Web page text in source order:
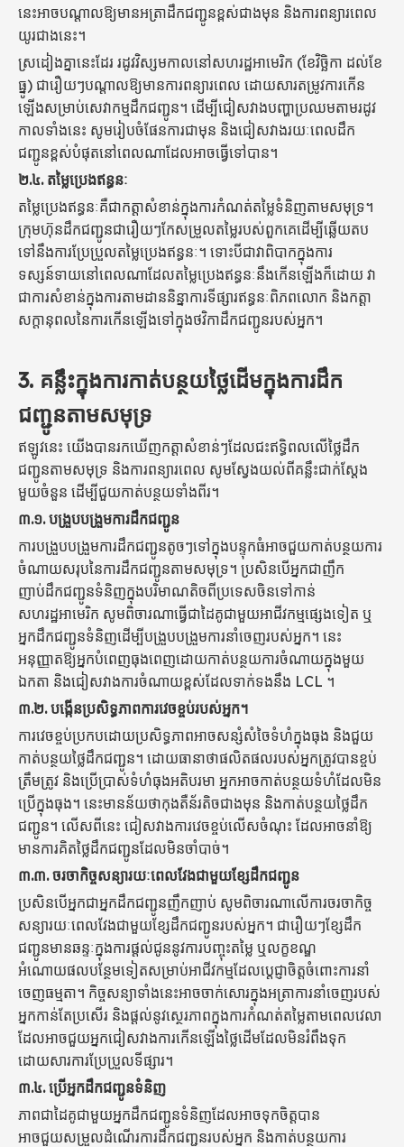
នេះអាចបណ្តាលឱ្យមានអត្រាដឹកជញ្ជូនខ្ពស់ជាងមុន និងការពន្យារពេល
យូរជាងនេះ។
ស្រដៀងគ្នានេះដែរ រដូវវិស្សមកាលនៅសហរដ្ឋអាមេរិក (ខែវិច្ឆិកា ដល់ខែ
ធ្នូ) ជារឿយៗបណ្តាលឱ្យមានការពន្យារពេល ដោយសារតម្រូវការកើន
ឡើងសម្រាប់សេវាកម្មដឹកជញ្ជូន។ ដើម្បីជៀសវាងបញ្ហាប្រឈមតាមរដូវ
កាលទាំងនេះ សូមរៀបចំផែនការជាមុន និងជៀសវាងរយៈពេលដឹក
ជញ្ជូនខ្ពស់បំផុតនៅពេលណាដែលអាចធ្វើទៅបាន។
២.៤. តម្លៃប្រេងឥន្ធនៈ
តម្លៃប្រេងឥន្ធនៈគឺជាកត្តាសំខាន់ក្នុងការកំណត់តម្លៃទំនិញតាមសមុទ្រ។
ក្រុមហ៊ុនដឹកជញ្ជូនជារឿយៗកែសម្រួលតម្លៃរបស់ពួកគេដើម្បីឆ្លើយតប
ទៅនឹងការប្រែប្រួលតម្លៃប្រេងឥន្ធនៈ។ ទោះបីជាវាពិបាកក្នុងការ
ទស្សន៍ទាយនៅពេលណាដែលតម្លៃប្រេងឥន្ធនៈនឹងកើនឡើងក៏ដោយ វា
ជាការសំខាន់ក្នុងការតាមដាននិន្នាការទីផ្សារឥន្ធនៈពិភពលោក និងកត្តា
សក្តានុពលនៃការកើនឡើងទៅក្នុងថវិកាដឹកជញ្ជូនរបស់អ្នក។
3. គន្លឹះក្នុងការកាត់បន្ថយថ្លៃដើមក្នុងការដឹក
ជញ្ជូនតាមសមុទ្រ
ឥឡូវនេះ យើងបានរកឃើញកត្តាសំខាន់ៗដែលជះឥទ្ធិពលលើថ្លៃដឹក
ជញ្ជូនតាមសមុទ្រ និងការពន្យារពេល សូមស្វែងយល់ពីគន្លឹះជាក់ស្តែង
មួយចំនួន ដើម្បីជួយកាត់បន្ថយទាំងពីរ។
៣.១.បង្រួបបង្រួមការដឹកជញ្ជូន
ការបង្រួបបង្រួមការដឹកជញ្ជូនតូចៗទៅក្នុងបន្ទុកធំអាចជួយកាត់បន្ថយការ
ចំណាយសរុបនៃការដឹកជញ្ជូនតាមសមុទ្រ។ ប្រសិនបើអ្នកជាញឹក
ញាប់ដឹកជញ្ជូនទំនិញក្នុងបរិមាណតិចពីប្រទេសចិនទៅកាន់
សហរដ្ឋអាមេរិក សូមពិចារណាធ្វើជាដៃគូជាមួយអាជីវកម្មផ្សេងទៀត ឬ
អ្នកដឹកជញ្ជូនទំនិញដើម្បីបង្រួបបង្រួមការនាំចេញរបស់អ្នក។ នេះ
អនុញ្ញាតឱ្យអ្នកបំពេញធុងពេញដោយកាត់បន្ថយការចំណាយក្នុងមួយ
ឯកតា និងជៀសវាងការចំណាយខ្ពស់ដែលទាក់ទងនឹង LCL ។
៣.២.បង្កើនប្រសិទ្ធភាពការវេចខ្ចប់របស់អ្នក។
ការវេចខ្ចប់ប្រកបដោយប្រសិទ្ធភាពអាចសន្សំសំចៃទំហំក្នុងធុង និងជួយ
កាត់បន្ថយថ្លៃដឹកជញ្ជូន។ ដោយធានាថាផលិតផលរបស់អ្នកត្រូវបានខ្ចប់
ត្រឹមត្រូវ និងប្រើប្រាស់ទំហំធុងអតិបរមា អ្នកអាចកាត់បន្ថយទំហំដែលមិន
ប្រើក្នុងធុង។ នេះមានន័យថាកុងតឺន័រតិចជាងមុន និងកាត់បន្ថយថ្លៃដឹក
ជញ្ជូន។ លើសពីនេះ ជៀសវាងការវេចខ្ចប់លើសចំណុះ ដែលអាចនាំឱ្យ
មានការគិតថ្លៃដឹកជញ្ជូនដែលមិនចាំបាច់។
៣.៣.ចរចាកិច្ចសន្យារយៈពេលវែងជាមួយខ្សែដឹកជញ្ជូន
ប្រសិនបើអ្នកជាអ្នកដឹកជញ្ជូនញឹកញាប់ សូមពិចារណាលើការចរចាកិច្ច
សន្យារយៈពេលវែងជាមួយខ្សែដឹកជញ្ជូនរបស់អ្នក។ ជារឿយៗខ្សែដឹក
ជញ្ជូនមានឆន្ទៈក្នុងការផ្តល់ជូននូវការបញ្ចុះតម្លៃ ឬលក្ខខណ្ឌ
អំណោយផលបន្ថែមទៀតសម្រាប់អាជីវកម្មដែលប្តេជ្ញាចិត្តចំពោះការនាំ
ចេញធម្មតា។ កិច្ចសន្យាទាំងនេះអាចចាក់សោរក្នុងអត្រាការនាំចេញរបស់
អ្នកកាន់តែប្រសើរ និងផ្តល់នូវស្ថេរភាពក្នុងការកំណត់តម្លៃតាមពេលវេលា
ដែលអាចជួយអ្នកជៀសវាងការកើនឡើងថ្លៃដើមដែលមិនរំពឹងទុក
ដោយសារការប្រែប្រួលទីផ្សារ។
៣.៤.ប្រើអ្នកដឹកជញ្ជូនទំនិញ
ភាពជាដៃគូជាមួយអ្នកដឹកជញ្ជូនទំនិញដែលអាចទុកចិត្តបាន
អាចជួយសម្រួលដំណើរការដឹកជញ្ជូនរបស់អ្នក និងកាត់បន្ថយការ